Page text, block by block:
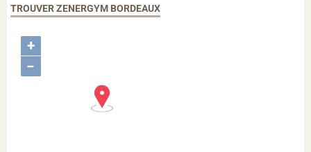
TROUVER ZENERGYM BORDEAUX
+
−